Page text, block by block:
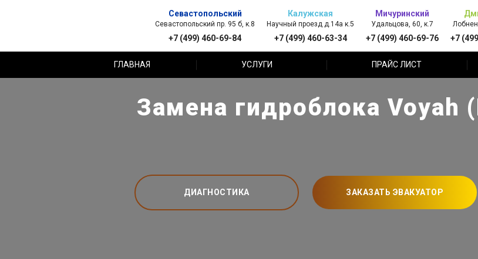
Севастопольский
Севастопольский пр. 95 б, к.8
+7 (499) 460-69-84
Калужская
Научный проезд д.14а к.5
+7 (499) 460-63-34
Мичуринский
Удальцова, 60, к.7
+7 (499) 460-69-76 +7
ГЛАВНАЯ УСЛУГИ ПРАЙС ЛИСТ
Замена гидроблока Voyah
ДИАГНОСТИКА ЗАКАЗАТЬ ЭВАКУАТОР